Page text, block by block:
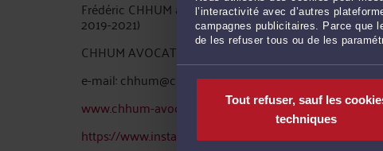
l’interactivité avec d’autres
campagnes publicitaires. Parce que
de les refuser tous ou de les
Tout refuser, sauf les
techniques
Frédéric CHHUM avocat et ancien membre du conseil
2019-2021)
CHHUM AVOCATS (Paris, Nantes, Lille)
e-mail: chhum@chhum-avocats.com
www.chhum-avocats.fr
https://www.instagram.com/fredericchhum/?hl=fr